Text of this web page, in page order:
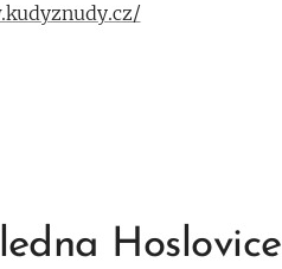
Hoslovice